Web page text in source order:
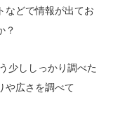
などで情報が出てお
？
少ししっかり調べた
や広さを調べて